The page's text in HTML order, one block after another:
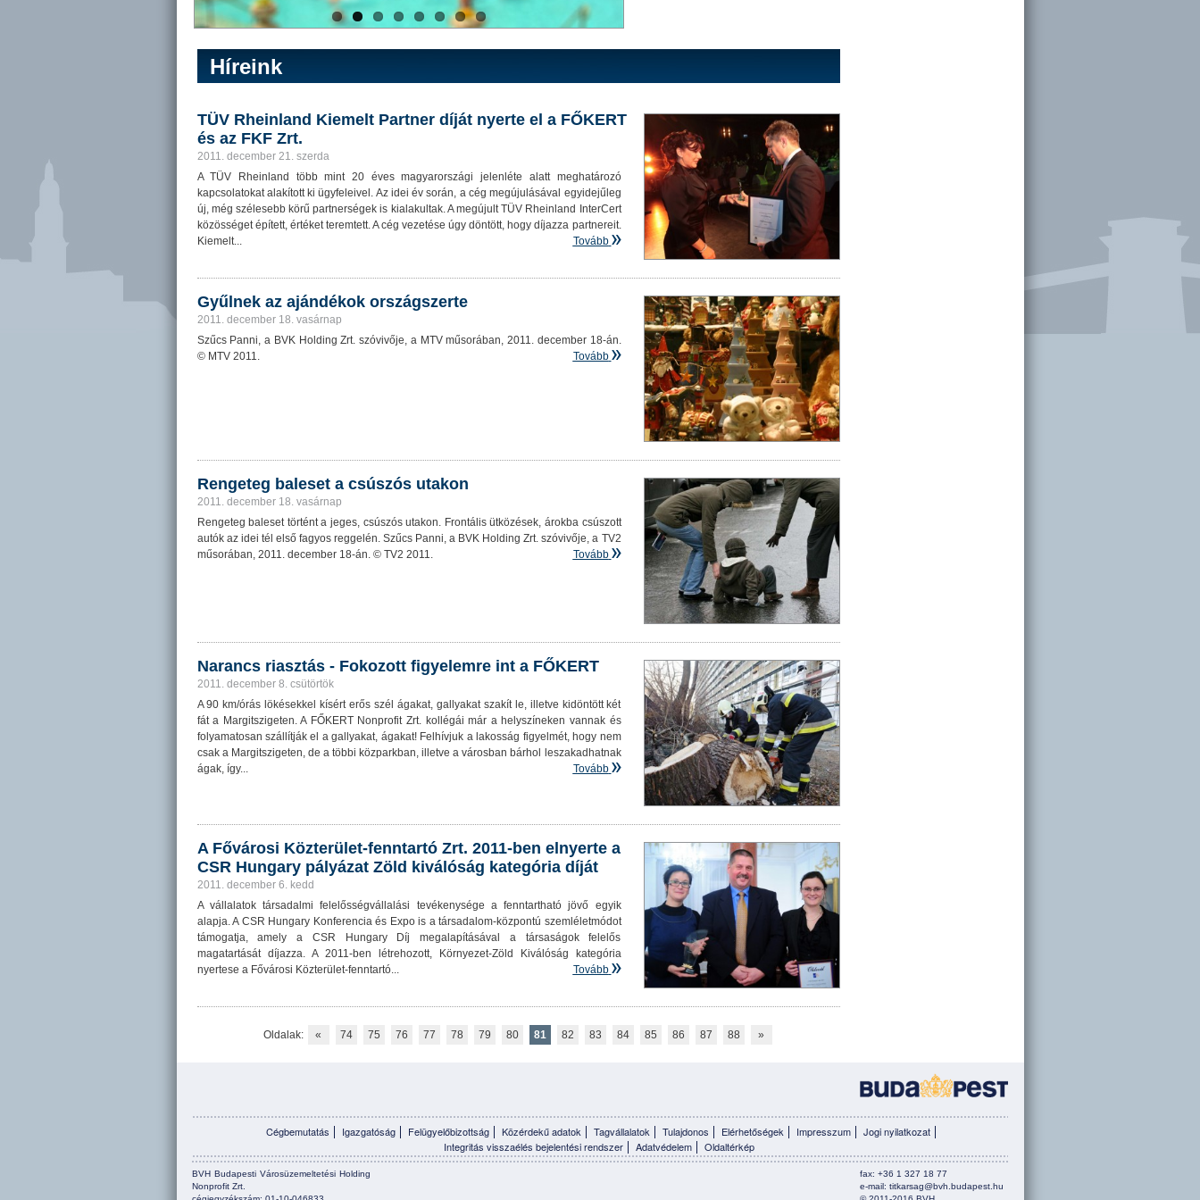
Híreink
TÜV Rheinland Kiemelt Partner díját nyerte el a FŐKERT
és az FKF Zrt.
2011. december 21. szerda
A TÜV Rheinland több mint 20 éves magyarországi jelenléte alatt meghatározó
kapcsolatokat alakított ki ügyfeleivel. Az idei év során, a cég megújulásával egyidejűleg
új, még szélesebb körű partnerségek is kialakultak. A megújult TÜV Rheinland InterCert
közösséget épített, értéket teremtett. A cég vezetése úgy döntött, hogy díjazza partnereit.
Kiemelt...
Tovább
Gyűlnek az ajándékok országszerte
2011. december 18. vasárnap
Szűcs Panni, a BVK Holding Zrt. szóvivője, a MTV műsorában, 2011. december 18-án.
© MTV 2011.
Tovább
Rengeteg baleset a csúszós utakon
2011. december 18. vasárnap
Rengeteg baleset történt a jeges, csúszós utakon. Frontális ütközések, árokba csúszott
autók az idei tél első fagyos reggelén. Szűcs Panni, a BVK Holding Zrt. szóvivője, a TV2
műsorában, 2011. december 18-án. © TV2 2011.
Tovább
Narancs riasztás - Fokozott figyelemre int a FŐKERT
2011. december 8. csütörtök
A 90 km/órás lökésekkel kísért erős szél ágakat, gallyakat szakít le, illetve kidöntött két
fát a Margitszigeten. A FŐKERT Nonprofit Zrt. kollégái már a helyszíneken vannak és
folyamatosan szállítják el a gallyakat, ágakat! Felhívjuk a lakosság figyelmét, hogy nem
csak a Margitszigeten, de a többi közparkban, illetve a városban bárhol leszakadhatnak
ágak, így...
Tovább
A Fővárosi Közterület-fenntartó Zrt. 2011-ben elnyerte a
CSR Hungary pályázat Zöld kiválóság kategória díját
2011. december 6. kedd
A vállalatok társadalmi felelősségvállalási tevékenysége a fenntartható jövő egyik
alapja. A CSR Hungary Konferencia és Expo is a társadalom-központú szemléletmódot
támogatja, amely a CSR Hungary Díj megalapításával a társaságok felelős
magatartását díjazza. A 2011-ben létrehozott, Környezet-Zöld Kiválóság kategória
nyertese a Fővárosi Közterület-fenntartó...
Tovább
Oldalak: « 74 75 76 77 78 79 80 81 82 83 84 85 86 87 88 »
Cégbemutatás Igazgatóság Felügyelőbizottság Közérdekű adatok Tagvállalatok Tulajdonos Elérhetőségek Impresszum
Jogi nyilatkozat
Integritás visszaélés bejelentési rendszer
Adatvédelem Oldaltérkép
BVH Budapesti Városüzemeltetési Holding
Nonprofit Zrt.
fax: +36 1 327 18 77
e-mail: titkarsag@bvh. budapest.hu